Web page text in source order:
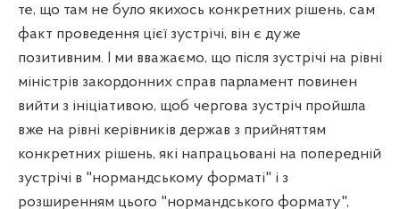
те, що там не було якихось конкретних рішень, сам
факт проведення цієї зустрічі, він є дуже
позитивним. І ми вважаємо, що після зустрічі на рівні
міністрів закордонних справ парламент повинен
вийти з ініціативою, щоб чергова зустріч пройшла
вже на рівні керівників держав з прийняттям
конкретних рішень, які напрацьовані на попередній
зустрічі в "нормандському форматі" і з
розширенням цього "нормандського формату",